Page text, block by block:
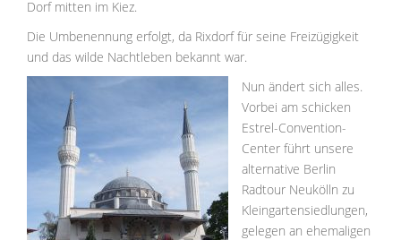
Dorf mitten im Kiez.
Die Umbenennung erfolgt, da Rixdorf für seine Freizügigkeit
und das wilde Nachtleben bekannt war.
Nun ändert sich alles.
Vorbei am schicken
Estrel-Convention-
Center führt unsere
alternative Berlin
Radtour Neukölln zu
Kleingartensiedlungen,
gelegen an ehemaligen